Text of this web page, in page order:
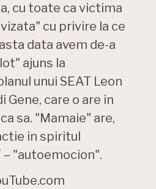
cu toate ca victima
cu privire la ce
data avem de-a
ajuns la
unui SEAT Leon
Gene, care o are in
sa. "Mamaie" are,
in spiritul
– "autoemocion".